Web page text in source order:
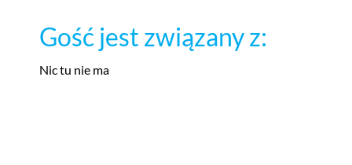
Gość jest związany z:
Nic tu nie ma